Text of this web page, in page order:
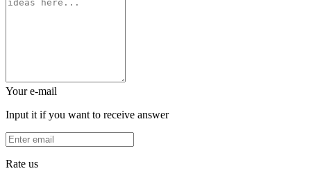
Your e-mail
Input it if you want to receive answer
Rate us